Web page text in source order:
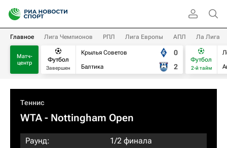
Главное Лига Чемпионов РПЛ Лига Европы АПЛ Ла Лига
Матч-
центр
Футбол
Завершен
Крылья Советов
Балтика
0
2
Футбол
2-й тайм
Теннис
WTA- Nottingham Open
Раунд:
1/2 финала